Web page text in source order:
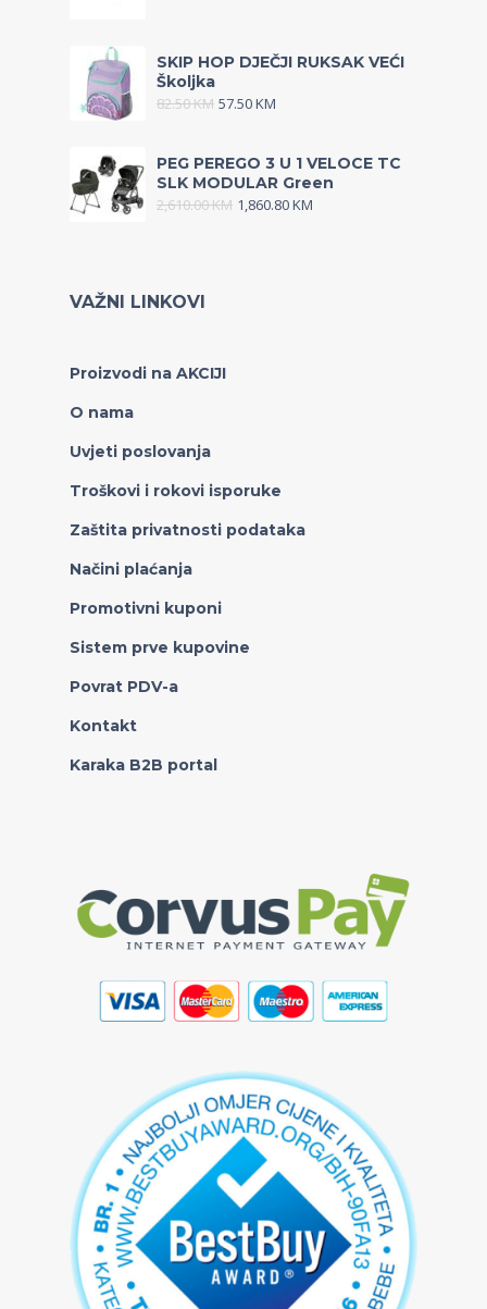
SKIP HOP DJEČJI RUKSAK VEĆI
Školjka
82.50KM 57.50KM
PEG PEREGO 3 U 1 VELOCE TC
SLK MODULAR Green
2,610.00KM 1,860.80KM
VAŽNI LINKOVI
Proizvodi na AKCIJI
O nama
Uvjeti poslovanja
Troškovi i rokovi isporuke
Zaštita privatnosti podataka
Načini plaćanja
Promotivni kuponi
Sistem prve kupovine
Povrat PDV-a
Kontakt
Karaka B2B portal